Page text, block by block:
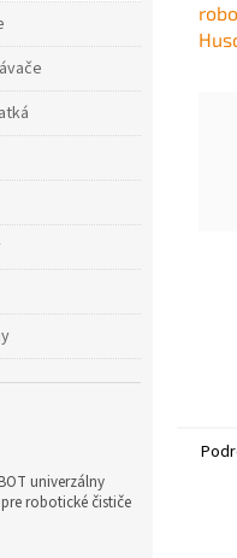
univerzálny
robotické čističe